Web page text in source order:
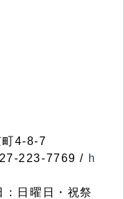
4-8-7
223-7769 / h
日曜日・祝祭